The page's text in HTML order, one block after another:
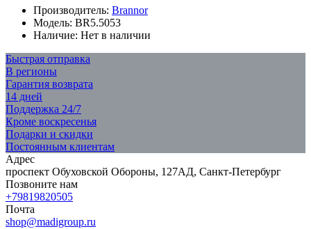
Производитель: Brannor
Модель: BR5.5053
Наличие: Нет в наличии
Быстрая отправка
В регионы
Гарантия возврата
14 дней
Поддержка 24/7
Кроме воскресенья
Подарки и скидки
Постоянным клиентам
Адрес
проспект Обуховской Обороны, 127АД, Санкт-Петербург
Позвоните нам
+79819820505
Почта
shop@madigroup.ru